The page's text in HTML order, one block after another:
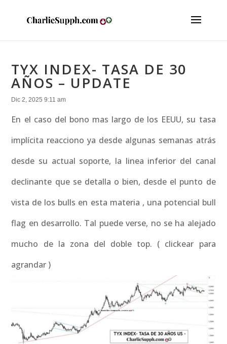
TYX INDEX- TASA DE 30
AÑOS – UPDATE
Dic 2, 2025 9:11 am
En el caso del bono mas largo de los EEUU, su tasa
implícita reacciono ya desde algunas semanas atrás
desde su actual soporte, la linea inferior del canal
declinante que se detalla o bien, desde el punto de
vista de los bulls en esta materia , una potencial bull
flag en desarrollo. Tal puede verse, no se ha alejado
mucho de la zona del doble top. ( clickear para
agrandar )